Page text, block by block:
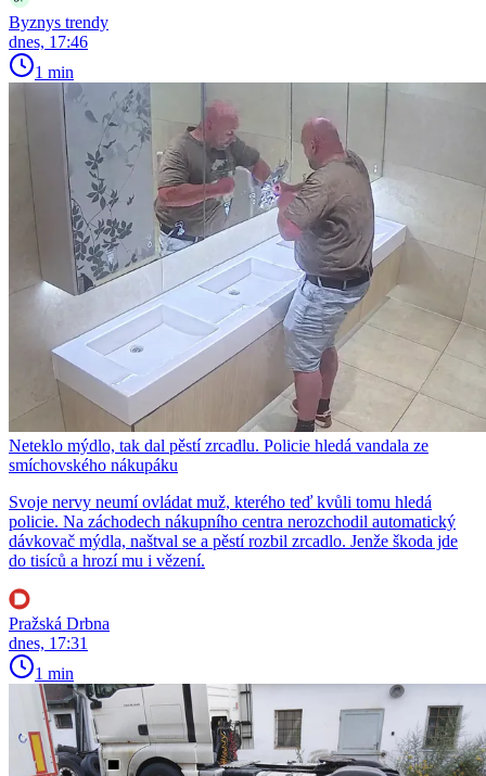
Byznys trendy
dnes, 17:46
1 min
Neteklo mýdlo, tak dal pěstí zrcadlu. Policie hledá vandala ze
smíchovského nákupáku
Svoje nervy neumí ovládat muž, kterého teď kvůli tomu hledá
policie. Na záchodech nákupního centra nerozchodil automatický
dávkovač mýdla, naštval se a pěstí rozbil zrcadlo. Jenže škoda jde
do tisíců a hrozí mu i vězení.
Pražská Drbna
dnes, 17:31
1 min